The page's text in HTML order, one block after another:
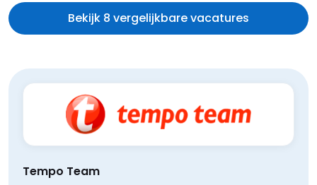
Bekijk 8 vergelijkbare vacatures
Tempo Team